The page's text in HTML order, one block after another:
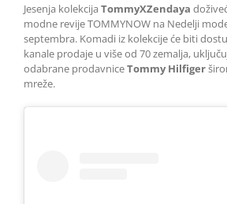
Jesenja kolekcija TommyXZendaya
modne revije TOMMYNOW na Nedelji
septembra. Komadi iz kolekcije će biti
kanale prodaje u više od 70 zemalja,
odabrane prodavniceTommy Hilfiger
mreže.